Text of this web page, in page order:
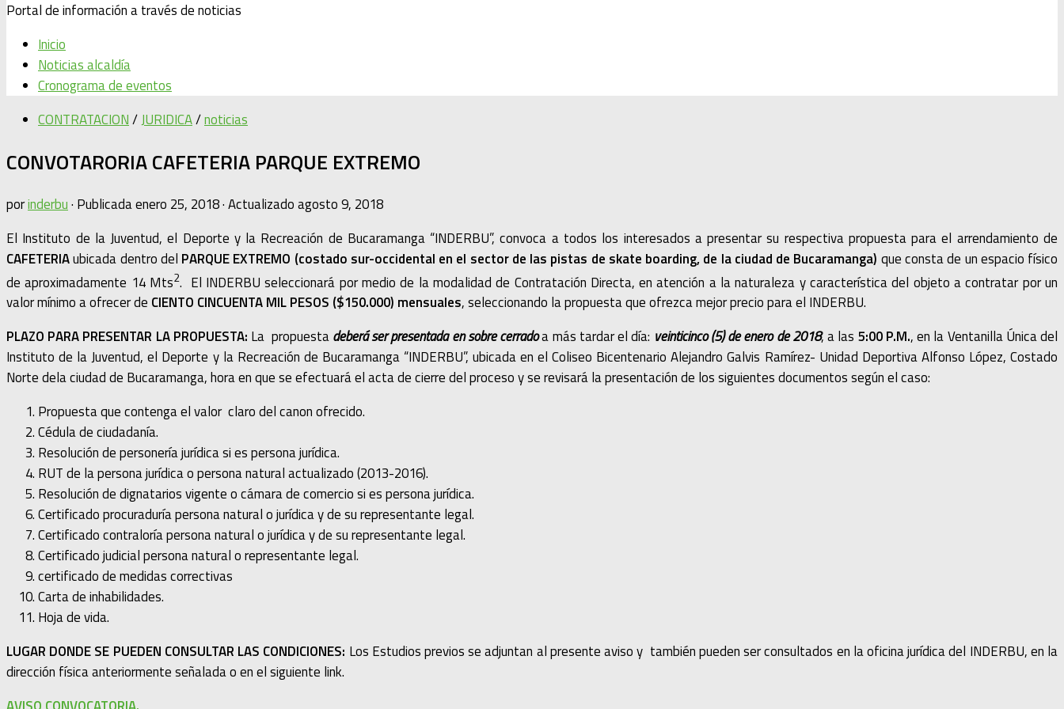
Portal de información a través de noticias
Inicio
Noticias alcaldía
Cronograma de eventos
CONTRATACION/JURIDICA/noticias
CONVOTARORIA CAFETERIA PARQUE EXTREMO
porinderbu· Publicadaenero 25, 2018· Actualizadoagosto 9, 2018
El Instituto de la Juventud, el Deporte y la Recreación de Bucaramanga “INDERBU”, convoca a todos los interesados a presentar su respectiva propuesta para el arrendamiento de
CAFETERIAubicada dentro del PARQUE EXTREMO (costado sur-occidental en el sector de las pistas de skate boarding, de la ciudad de Bucaramanga) que consta de un espacio físico
de aproximadamente 14 Mts2. El INDERBU seleccionará por medio de la modalidad de Contratación Directa, en atención a la naturaleza y característica del objeto a contratar por un
valor mínimo a ofrecer de CIENTO CINCUENTA MIL PESOS ($150.000) mensuales, seleccionando la propuesta que ofrezca mejor precio para el INDERBU.
PLAZO PARA PRESENTAR LA PROPUESTA: La propuestadeberá ser presentada en sobre cerradoa más tardar el día: veinticinco (5) de enero de 2018, a las 5:00 P.M., en la Ventanilla Única del
Instituto de la Juventud, el Deporte y la Recreación de Bucaramanga “INDERBU”, ubicada en el Coliseo Bicentenario Alejandro Galvis Ramírez- Unidad Deportiva Alfonso López, Costado
Norte dela ciudad de Bucaramanga, hora en que se efectuará el acta de cierre del proceso y se revisará la presentación de los siguientes documentos según el caso:
Propuesta que contenga el valor claro del canon ofrecido.
Cédula de ciudadanía.
Resolución de personería jurídica si es persona jurídica.
RUT de la persona jurídica o persona natural actualizado (2013-2016).
Resolución de dignatarios vigente o cámara de comercio si es persona jurídica.
Certificado procuraduría persona natural o jurídica y de su representante legal.
Certificado contraloría persona natural o jurídica y de su representante legal.
Certificado judicial persona natural o representante legal.
certificado de medidas correctivas
Carta de inhabilidades.
Hoja de vida.
LUGAR DONDE SE PUEDEN CONSULTAR LAS CONDICIONES: Los Estudios previos se adjuntan al presente aviso y también pueden ser consultados en la oficina jurídica del INDERBU, en la
dirección física anteriormente señalada o en el siguiente link.